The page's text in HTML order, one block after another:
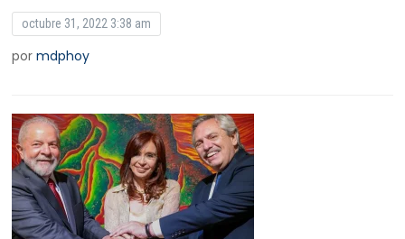
octubre 31, 2022 3:38 am
pormdphoy